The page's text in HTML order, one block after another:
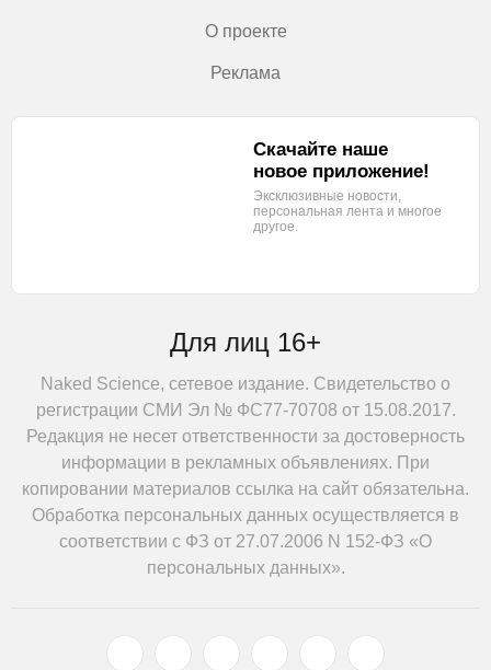
О проекте
Реклама
Для лиц 16+
Naked Science, сетевое издание. Свидетельство о
регистрации СМИ Эл № ФС77-70708 от 15.08.2017.
Редакция не несет ответственности за достоверность
информации в рекламных объявлениях. При
копировании материалов ссылка на сайт обязательна.
Обработка персональных данных осуществляется в
соответствии с ФЗ от 27.07.2006 N 152-ФЗ «О
персональных данных».
Скачайте наше
новое приложение!
Эксклюзивные новости,
персональная лента и многое
другое.